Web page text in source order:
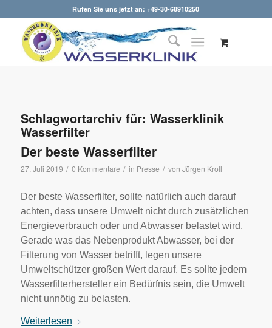
Rufen Sie uns jetzt an: +49-30-68910250
Schlagwortarchiv für: Wasserklinik
Wasserfilter
Der beste Wasserfilter
27. Juli 2019 / 0 Kommentare / in Presse / von Jürgen Kroll
Der beste Wasserfilter, sollte natürlich auch darauf
achten, dass unsere Umwelt nicht durch zusätzlichen
Energieverbrauch oder und Abwasser belastet wird.
Gerade was das Nebenprodukt Abwasser, bei der
Filterung von Wasser betrifft, legen unsere
Umweltschützer großen Wert darauf. Es sollte jedem
Wasserfilterhersteller ein Bedürfnis sein, die Umwelt
nicht unnötig zu belasten.
Weiterlesen